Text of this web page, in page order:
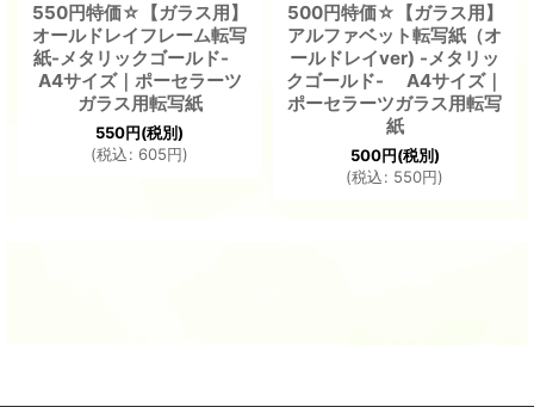
550円特価☆【ガラス用】
オールドレイフレーム転写
紙-メタリックゴールド-
A4サイズ｜ポーセラーツ
ガラス用転写紙
550円(税別)
(税込: 605円)
500円特価☆【ガラス用】
アルファベット転写紙（オ
ールドレイver) -メタリッ
クゴールド- A4サイズ｜
ポーセラーツガラス用転写
紙
500円(税別)
(税込: 550円)